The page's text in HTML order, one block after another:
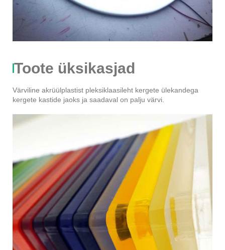
Toote üksikasjad
Värviline akrüülplastist pleksiklaasileht kergete ülekandega
kergete kastide jaoks ja saadaval on palju värvi.